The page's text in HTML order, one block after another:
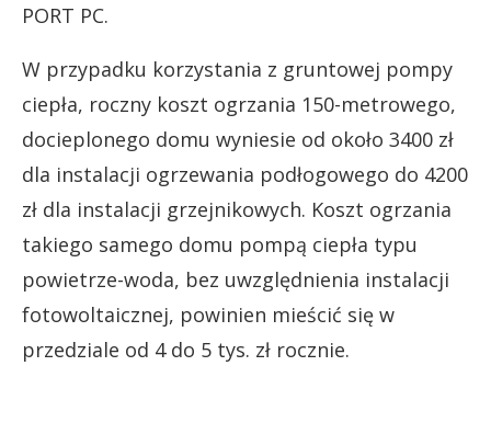
PORT PC.
W przypadku korzystania z gruntowej pompy
ciepła, roczny koszt ogrzania 150-metrowego,
docieplonego domu wyniesie od około 3400 zł
dla instalacji ogrzewania podłogowego do 4200
zł dla instalacji grzejnikowych. Koszt ogrzania
takiego samego domu pompą ciepła typu
powietrze-woda, bez uwzględnienia instalacji
fotowoltaicznej, powinien mieścić się w
przedziale od 4 do 5 tys. zł rocznie.